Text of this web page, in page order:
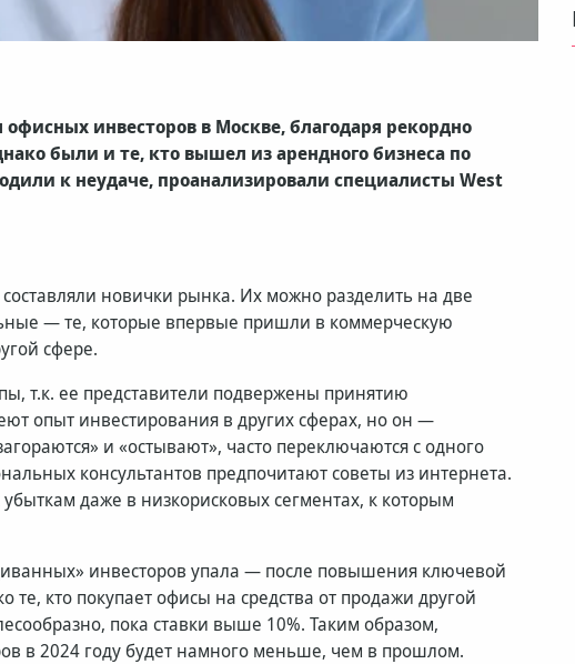
инвесторов в Москве, благодаря рекордно
были и те, кто вышел из арендного бизнеса по
к неудаче, проанализировали специалисты West
новички рынка. Их можно разделить на две
— те, которые впервые пришли в коммерческую
сфере.
т.к. ее представители подвержены принятию
опыт инвестирования в других сферах, но он —
и «остывают», часто переключаются с одного
консультантов предпочитают советы из интернета.
даже в низкорисковых сегментах, к которым
инвесторов упала — после повышения ключевой
те, кто покупает офисы на средства от продажи другой
пока ставки выше 10%. Таким образом,
в 2024 году будет намного меньше, чем в прошлом.